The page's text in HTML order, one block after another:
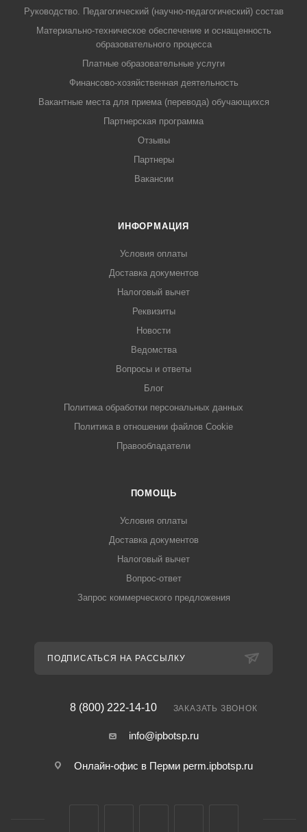
Руководство. Педагогический (научно-педагогический) состав
Материально-техническое обеспечение и оснащенность
образовательного процесса
Платные образовательные услуги
Финансово-хозяйственная деятельность
Вакантные места для приема (перевода) обучающихся
Партнерская программа
Отзывы
Партнеры
Вакансии
ИНФОРМАЦИЯ
Условия оплаты
Доставка документов
Налоговый вычет
Реквизиты
Новости
Ведомства
Вопросы и ответы
Блог
Политика обработки персональных данных
Политика в отношении файлов Cookie
Правообладатели
ПОМОЩЬ
Условия оплаты
Доставка документов
Налоговый вычет
Вопрос-ответ
Запрос коммерческого предложения
ПОДПИСАТЬСЯ НА РАССЫЛКУ
8 (800) 222-14-10 ЗАКАЗАТЬ ЗВОНОК
info@ipbotsp.ru
Онлайн-офис в Перми perm.ipbotsp.ru